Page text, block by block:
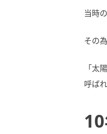
当時
その
「太
呼ば